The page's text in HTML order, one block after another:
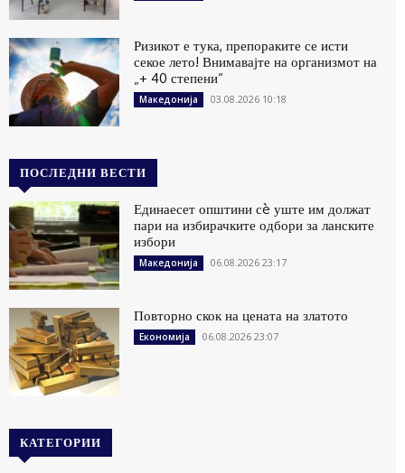
Ризикот е тука, препораките се исти
секое лето! Внимавајте на организмот на
„+ 40 степени“
Македонија 03.08.2026 10:18
ПОСЛЕДНИ ВЕСТИ
Единаесет општини сè уште им должат
пари на избирачките одбори за ланските
избори
Македонија 06.08.2026 23:17
Повторно скок на цената на златото
Економија 06.08.2026 23:07
КАТЕГОРИИ